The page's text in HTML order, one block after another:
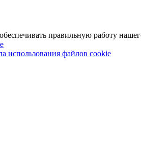
правильную работу
использования файлов cookie